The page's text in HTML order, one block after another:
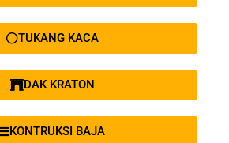
TUKANG KACA
DAK KRATON
KONTRUKSI BAJA